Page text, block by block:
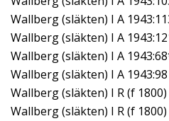
Wallberg (släkten) I A
Wallberg (släkten) I A
Wallberg (släkten) I A
Wallberg (släkten) I A 1943:98
Wallberg (släkten) I R (f 1800)
Wallberg (släkten) I R (f 1800)